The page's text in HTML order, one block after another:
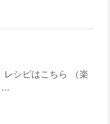
レシピはこちら （楽